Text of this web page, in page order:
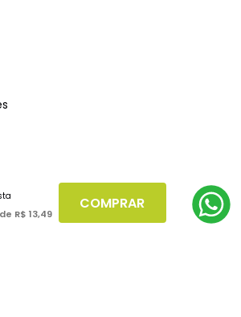
R$ 13,49
COMPRAR